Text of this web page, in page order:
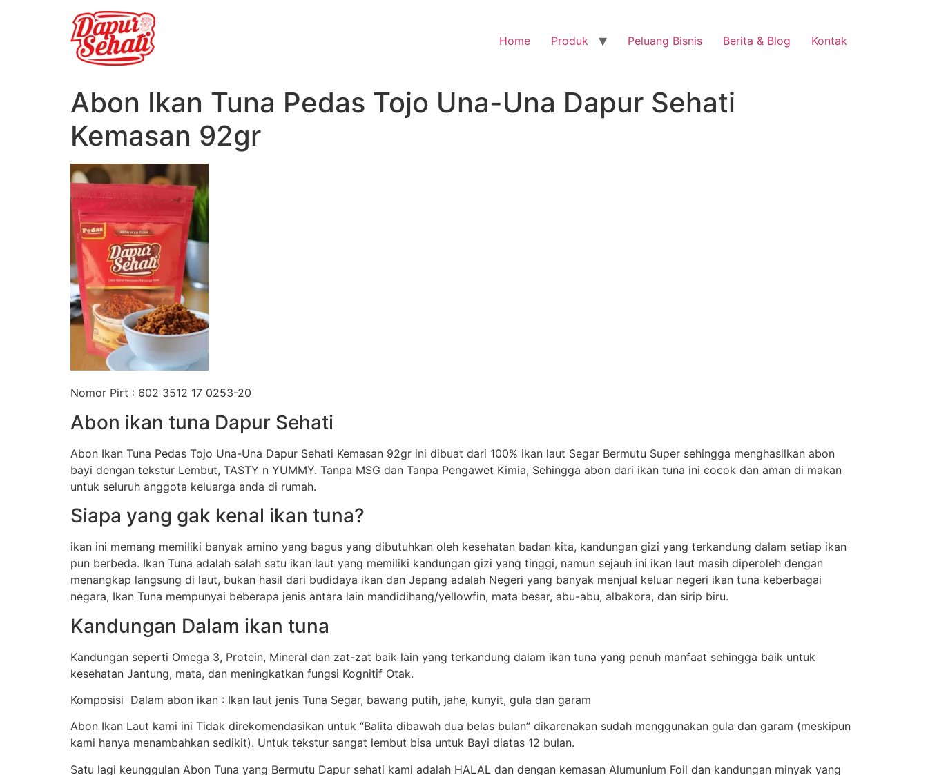
Home Produk Peluang Bisnis Berita & Blog Kontak
Abon Ikan Tuna Pedas Tojo Una-Una Dapur Sehati
Kemasan 92gr
Nomor Pirt : 602 3512 17 0253-20
Abon ikan tuna Dapur Sehati
Abon Ikan Tuna Pedas Tojo Una-Una Dapur Sehati Kemasan 92gr ini dibuat dari 100% ikan laut Segar Bermutu Super sehingga menghasilkan abon
bayi dengan tekstur Lembut, TASTY n YUMMY. Tanpa MSG dan Tanpa Pengawet Kimia, Sehingga abon dari ikan tuna ini cocok dan aman di makan
untuk seluruh anggota keluarga anda di rumah.
Siapa yang gak kenal ikan tuna?
ikan ini memang memiliki banyak amino yang bagus yang dibutuhkan oleh kesehatan badan kita, kandungan gizi yang terkandung dalam setiap ikan
pun berbeda. Ikan Tuna adalah salah satu ikan laut yang memiliki kandungan gizi yang tinggi, namun sejauh ini ikan laut masih diperoleh dengan
menangkap langsung di laut, bukan hasil dari budidaya ikan dan Jepang adalah Negeri yang banyak menjual keluar negeri ikan tuna keberbagai
negara, Ikan Tuna mempunyai beberapa jenis antara lain mandidihang/yellowfin, mata besar, abu-abu, albakora, dan sirip biru.
Kandungan Dalam ikan tuna
Kandungan seperti Omega 3, Protein, Mineral dan zat-zat baik lain yang terkandung dalam ikan tuna yang penuh manfaat sehingga baik untuk
kesehatan Jantung, mata, dan meningkatkan fungsi Kognitif Otak.
Komposisi Dalam abon ikan : Ikan laut jenis Tuna Segar, bawang putih, jahe, kunyit, gula dan garam
Abon Ikan Laut kami ini Tidak direkomendasikan untuk “Balita dibawah dua belas bulan” dikarenakan sudah menggunakan gula dan garam (meskipun
kami hanya menambahkan sedikit). Untuk tekstur sangat lembut bisa untuk Bayi diatas 12 bulan.
Satu lagi keunggulan Abon Tuna yang Bermutu Dapur sehati kami adalah HALAL dan dengan kemasan Alumunium Foil dan kandungan minyak yang